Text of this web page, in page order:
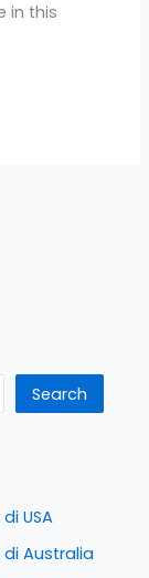
in this
Search
USA
Australia